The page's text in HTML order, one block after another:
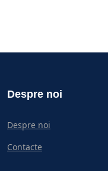
Despre noi
Despre noi
Contacte